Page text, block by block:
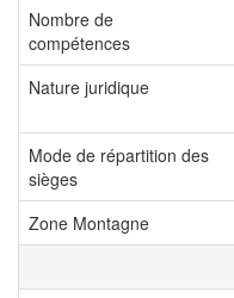
Nombre de
compétences
Nature juridique
Mode de répartition des
sièges
Zone Montagne